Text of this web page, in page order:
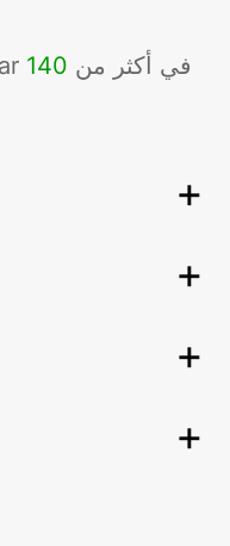
موقعًا لشركة Europcar في أكثر من 140